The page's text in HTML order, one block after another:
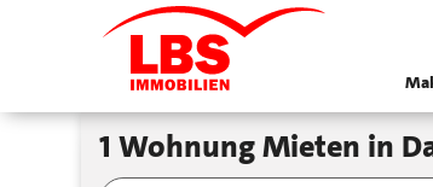
1 Wohnung Mieten in